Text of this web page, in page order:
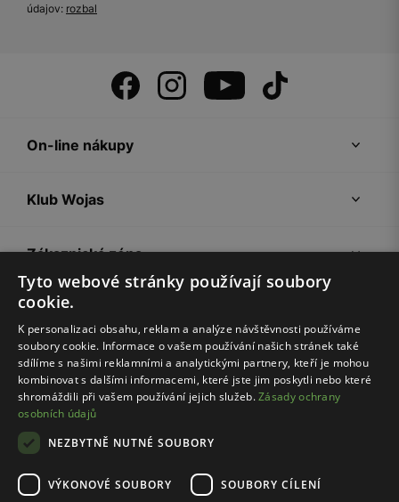
údajov: rozbal
On-line nákupy
Klub Wojas
Zákaznická zóna
Společnost Wojas
Rady
Tyto webové stránky používají soubory
cookie.
K personalizaci obsahu, reklam a analýze návštěvnosti používáme
soubory cookie. Informace o vašem používání našich stránek také
sdílíme s našimi reklamními a analytickými partnery, kteří je mohou
kombinovat s dalšími informacemi, které jste jim poskytli nebo které
shromáždili při vašem používání jejich služeb.Zásady ochrany
osobních údajů
NEZBYTNĚ NUTNÉ SOUBORY
VÝKONOVÉ SOUBORY SOUBORY CÍLENÍ